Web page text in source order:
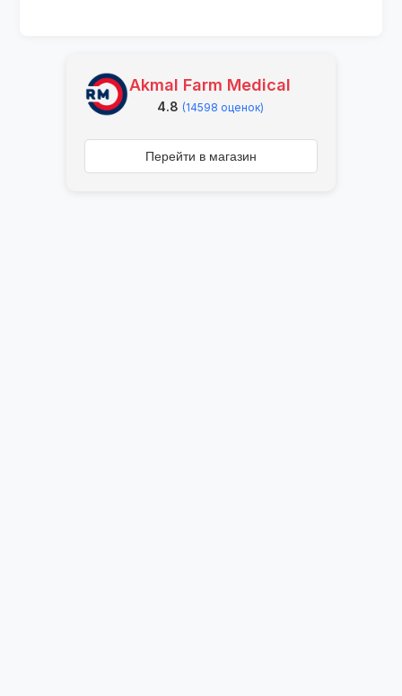
Akmal Farm Medical
4.8 (14598 оценок)
Перейти в магазин